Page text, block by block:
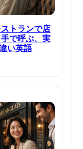
トランで店
で呼ぶ、実
い英語